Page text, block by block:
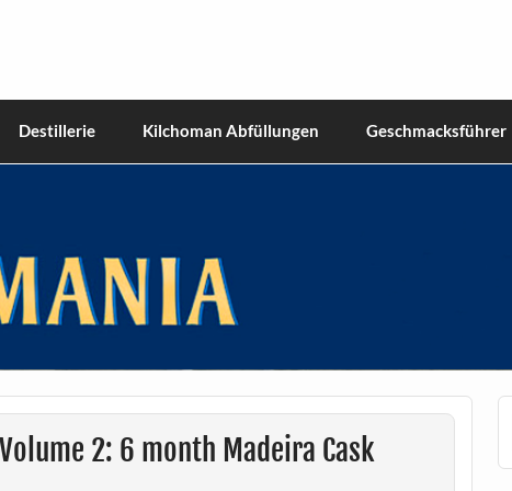
Destillerie Kilchoman Abfüllungen Geschmacksführer
2: 6 month Madeira Cask